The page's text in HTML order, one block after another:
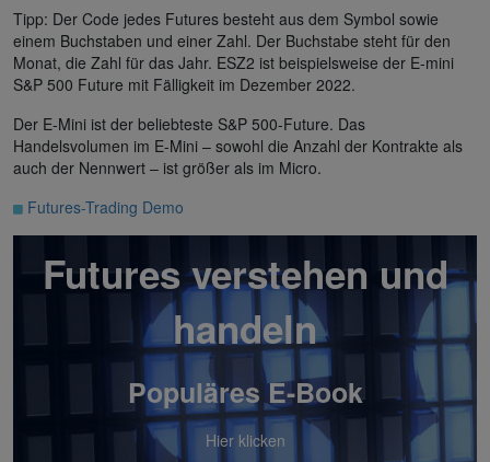
Tipp: Der Code jedes Futures besteht aus dem Symbol sowie
einem Buchstaben und einer Zahl. Der Buchstabe steht für den
Monat, die Zahl für das Jahr. ESZ2 ist beispielsweise der E-mini
S&P 500 Future mit Fälligkeit im Dezember 2022.
Der E-Mini ist der beliebteste S&P 500-Future. Das
Handelsvolumen im E-Mini – sowohl die Anzahl der Kontrakte als
auch der Nennwert – ist größer als im Micro.
Futures-Trading Demo
Futures verstehen und
handeln
Populäres E-Book
Hier klicken